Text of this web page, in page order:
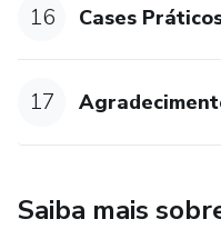
16 Cases
17
Saiba mais